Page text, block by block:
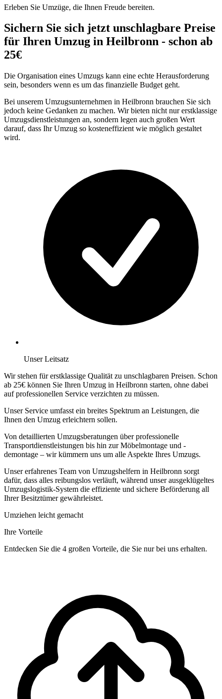
Erleben Sie Umzüge, die Ihnen Freude bereiten.
Sichern Sie sich jetzt unschlagbare Preise
für Ihren Umzug in Heilbronn - schon ab
25€
Die Organisation eines Umzugs kann eine echte Herausforderung
sein, besonders wenn es um das finanzielle Budget geht.
Bei unserem Umzugsunternehmen in Heilbronn brauchen Sie sich
jedoch keine Gedanken zu machen. Wir bieten nicht nur erstklassige
Umzugsdienstleistungen an, sondern legen auch großen Wert
darauf, dass Ihr Umzug so kosteneffizient wie möglich gestaltet
wird.
Unser Leitsatz
Wir stehen für erstklassige Qualität zu unschlagbaren Preisen. Schon
ab 25€ können Sie Ihren Umzug in Heilbronn starten, ohne dabei
auf professionellen Service verzichten zu müssen.
Unser Service umfasst ein breites Spektrum an Leistungen, die
Ihnen den Umzug erleichtern sollen.
Von detaillierten Umzugsberatungen über professionelle
Transportdienstleistungen bis hin zur Möbelmontage und -
demontage – wir kümmern uns um alle Aspekte Ihres Umzugs.
Unser erfahrenes Team von Umzugshelfern in Heilbronn sorgt
dafür, dass alles reibungslos verläuft, während unser ausgeklügeltes
Umzugslogistik-System die effiziente und sichere Beförderung all
Ihrer Besitztümer gewährleistet.
Umziehen leicht gemacht
Ihre Vorteile
Entdecken Sie die 4 großen Vorteile, die Sie nur bei uns erhalten.